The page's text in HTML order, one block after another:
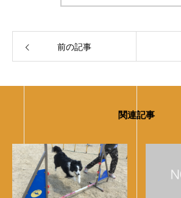
前の記事
関連記事